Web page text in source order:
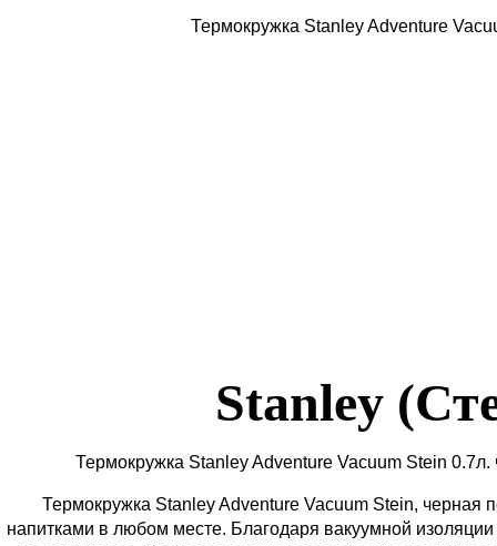
Stanley
Термокружка Stanley Adventure Vacuum Stein
Термокружка Stanley Adventure Vacuum Stein, черная
напитками в любом месте. Благодаря вакуумной